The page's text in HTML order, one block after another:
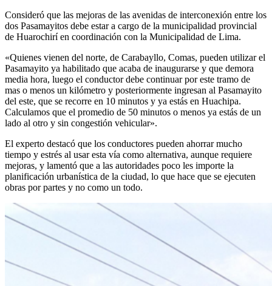
Consideró que las mejoras de las avenidas de interconexión entre los
dos Pasamayitos debe estar a cargo de la municipalidad provincial
de Huarochirí en coordinación con la Municipalidad de Lima.
«Quienes vienen del norte, de Carabayllo, Comas, pueden utilizar el
Pasamayito ya habilitado que acaba de inaugurarse y que demora
media hora, luego el conductor debe continuar por este tramo de
mas o menos un kilómetro y posteriormente ingresan al Pasamayito
del este, que se recorre en 10 minutos y ya estás en Huachipa.
Calculamos que el promedio de 50 minutos o menos ya estás de un
lado al otro y sin congestión vehicular».
El experto destacó que los conductores pueden ahorrar mucho
tiempo y estrés al usar esta vía como alternativa, aunque requiere
mejoras, y lamentó que a las autoridades poco les importe la
planificación urbanística de la ciudad, lo que hace que se ejecuten
obras por partes y no como un todo.